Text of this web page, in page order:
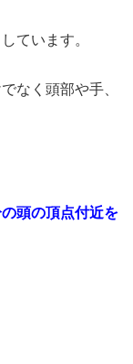
ています。
なく頭部や手、
頭の頂点付近を